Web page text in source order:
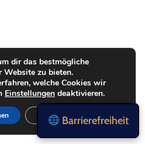
Barrierefreiheit
dir das bestmögliche
Website zu bieten.
welche Cookies wir
Einstellungen deaktivieren.
Einstellungen